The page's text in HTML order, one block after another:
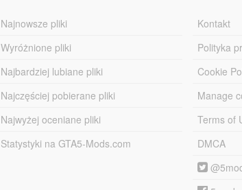
Najnowsze pliki
Wyróżnione pliki
Najbardziej lubiane pliki
Najczęściej pobierane pliki
Najwyżej oceniane pliki
Statystyki na GTA5-Mods.com
Kontakt
Polityka
Cookie
Manage
Terms of
DMCA